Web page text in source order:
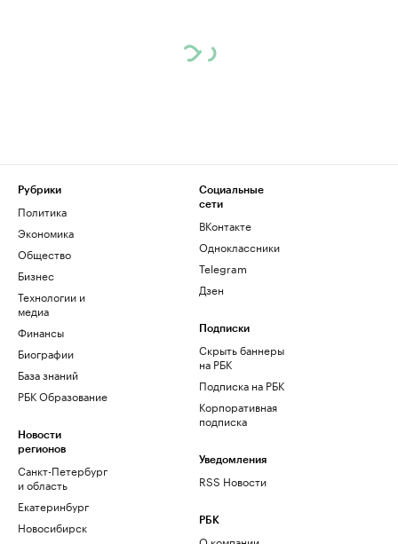
Рубрики
Политика
Экономика
Общество
Бизнес
Технологии и
медиа
Финансы
Биографии
База знаний
РБК Образование
Новости
регионов
Санкт-Петербург
и область
Екатеринбург
Новосибирск
Социальные
сети
ВКонтакте
Одноклассники
Telegram
Дзен
Подписки
Скрыть баннеры
на РБК
Подписка на РБК
Корпоративная
подписка
Уведомления
RSS Новости
РБК